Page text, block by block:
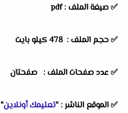
✅ صيغة الملف : pdf
✅ حجم الملف : 478 كيلو بايت
✅ عدد صفحات الملف : صفحتان
✅الموقع الناشر : "تعليمك أونلاين"